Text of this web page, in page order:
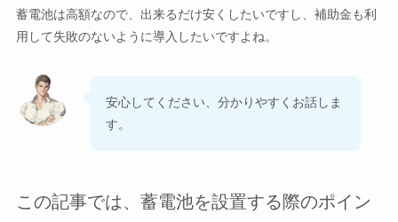
蓄電池は高額なので、出来るだけ安くしたいですし、補助金も利
用して失敗のないように導入したいですよね。
安心してください、分かりやすくお話しま
す。
この記事では、蓄電池を設置する際のポイン